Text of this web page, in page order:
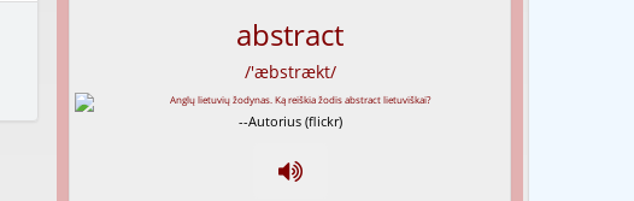
abstract
/'æbstrækt/
--Autorius (flickr)